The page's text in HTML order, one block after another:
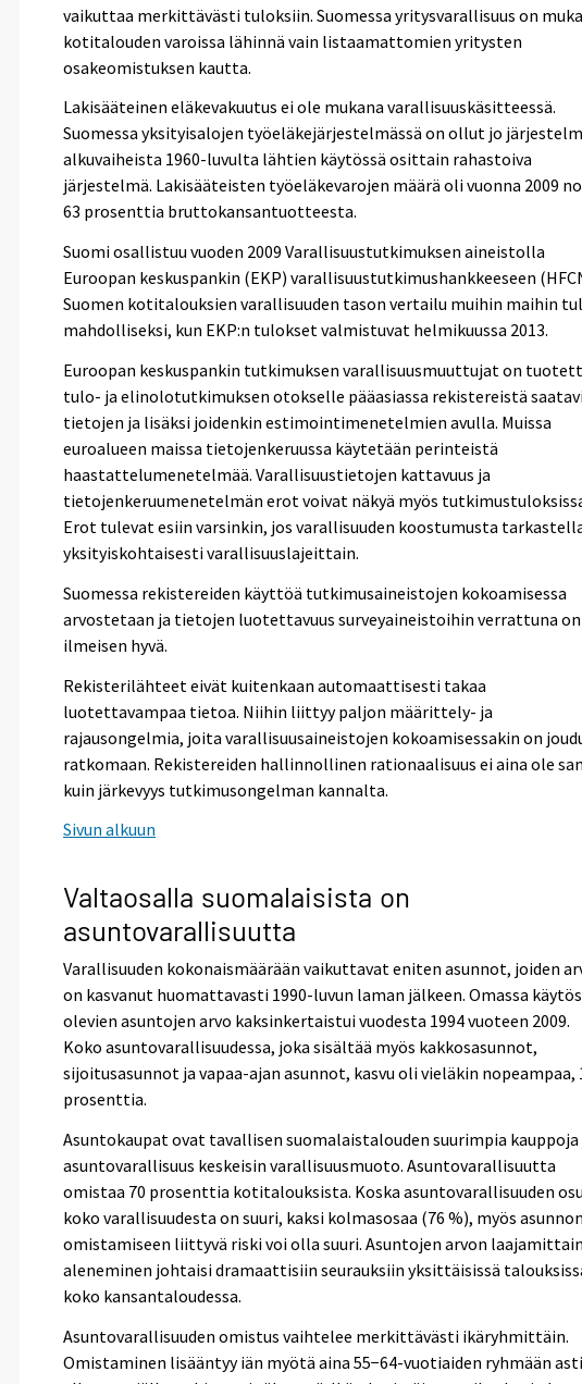
vaikuttaa merkittävästi tuloksiin. Suomessa yritysvarallisuus on
kotitalouden varoissa lähinnä vain listaamattomien yritysten
osakeomistuksen kautta.
Lakisääteinen eläkevakuutus ei ole mukana varallisuuskäsitteessä.
Suomessa yksityisalojen työeläkejärjestelmässä on ollut jo
alkuvaiheista 1960-luvulta lähtien käytössä osittain rahastoiva
järjestelmä. Lakisääteisten työeläkevarojen määrä oli vuonna 2009
63 prosenttia bruttokansantuotteesta.
Suomi osallistuu vuoden 2009 Varallisuustutkimuksen aineistolla
Euroopan keskuspankin (EKP) varallisuustutkimushankkeeseen
Suomen kotitalouksien varallisuuden tason vertailu muihin maihin
mahdolliseksi, kun EKP:n tulokset valmistuvat helmikuussa 2013.
Euroopan keskuspankin tutkimuksen varallisuusmuuttujat on
tulo- ja elinolotutkimuksen otokselle pääasiassa rekistereistä
tietojen ja lisäksi joidenkin estimointimenetelmien avulla. Muissa
euroalueen maissa tietojenkeruussa käytetään perinteistä
haastattelumenetelmää. Varallisuustietojen kattavuus ja
tietojenkeruumenetelmän erot voivat näkyä myös
Erot tulevat esiin varsinkin, jos varallisuuden koostumusta
yksityiskohtaisesti varallisuuslajeittain.
Suomessa rekistereiden käyttöä tutkimusaineistojen kokoamisessa
arvostetaan ja tietojen luotettavuus surveyaineistoihin verrattuna on
ilmeisen hyvä.
Rekisterilähteet eivät kuitenkaan automaattisesti takaa
luotettavampaa tietoa. Niihin liittyy paljon määrittely- ja
rajausongelmia, joita varallisuusaineistojen kokoamisessakin on
ratkomaan. Rekistereiden hallinnollinen rationaalisuus ei aina ole
kuin järkevyys tutkimusongelman kannalta.
Sivun alkuun
Valtaosalla suomalaisista on
asuntovarallisuutta
Varallisuuden kokonaismäärään vaikuttavat eniten asunnot, joiden
on kasvanut huomattavasti 1990-luvun laman jälkeen. Omassa
olevien asuntojen arvo kaksinkertaistui vuodesta 1994 vuoteen 2009.
Koko asuntovarallisuudessa, joka sisältää myös kakkosasunnot,
sijoitusasunnot ja vapaa-ajan asunnot, kasvu oli vieläkin nopeampaa,
prosenttia.
Asuntokaupat ovat tavallisen suomalaistalouden suurimpia kauppoja
asuntovarallisuus keskeisin varallisuusmuoto. Asuntovarallisuutta
omistaa 70 prosenttia kotitalouksista. Koska asuntovarallisuuden
koko varallisuudesta on suuri, kaksi kolmasosaa (76 %), myös asunnon
omistamiseen liittyvä riski voi olla suuri. Asuntojen arvon
aleneminen johtaisi dramaattisiin seurauksiin yksittäisissä
koko kansantaloudessa.
Asuntovarallisuuden omistus vaihtelee merkittävästi ikäryhmittäin.
Omistaminen lisääntyy iän myötä aina 55−64-vuotiaiden ryhmään